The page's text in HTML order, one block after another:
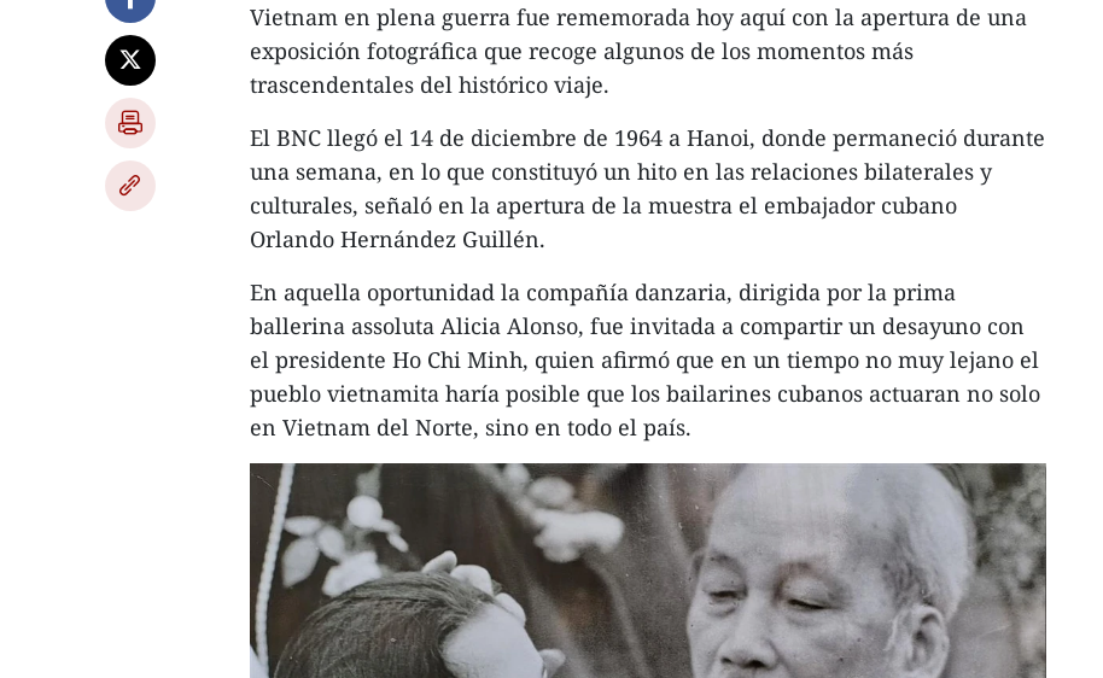
Vietnam en plena guerra fue rememorada hoy aquí con la apertura de una
exposición fotográfica que recoge algunos de los momentos más
trascendentales del histórico viaje.
El BNC llegó el 14 de diciembre de 1964 a Hanoi, donde permaneció durante
una semana, en lo que constituyó un hito en las relaciones bilaterales y
culturales, señaló en la apertura de la muestra el embajador cubano
Orlando Hernández Guillén.
En aquella oportunidad la compañía danzaria, dirigida por la prima
ballerina assoluta Alicia Alonso, fue invitada a compartir un desayuno con
el presidente Ho Chi Minh, quien afirmó que en un tiempo no muy lejano el
pueblo vietnamita haría posible que los bailarines cubanos actuaran no solo
en Vietnam del Norte, sino en todo el país.